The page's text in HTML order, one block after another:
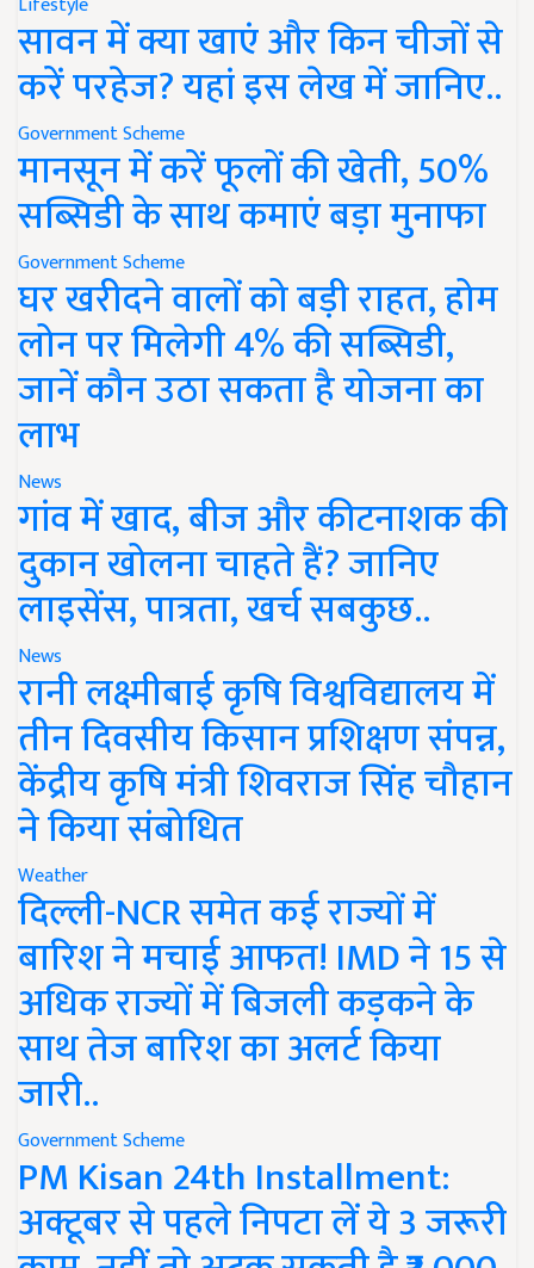
सावन में क्या खाएं और किन चीजों से
करें परहेज? यहां इस लेख में जानिए..
Government Scheme
मानसून में करें फूलों की खेती, 50%
सब्सिडी के साथ कमाएं बड़ा मुनाफा
Government Scheme
घर खरीदने वालों को बड़ी राहत, होम
लोन पर मिलेगी 4% की सब्सिडी,
जानें कौन उठा सकता है योजना का
लाभ
News
गांव में खाद, बीज और कीटनाशक की
दुकान खोलना चाहते हैं? जानिए
लाइसेंस, पात्रता, खर्च सबकुछ..
News
रानी लक्ष्मीबाई कृषि विश्वविद्यालय में
तीन दिवसीय किसान प्रशिक्षण संपन्न,
केंद्रीय कृषि मंत्री शिवराज सिंह चौहान
ने किया संबोधित
Weather
दिल्ली-NCR समेत कई राज्यों में
बारिश ने मचाई आफत! IMD ने 15 से
अधिक राज्यों में बिजली कड़कने के
साथ तेज बारिश का अलर्ट किया
जारी..
Government Scheme
PM Kisan 24th Installment:
अक्टूबर से पहले निपटा लें ये 3 जरूरी